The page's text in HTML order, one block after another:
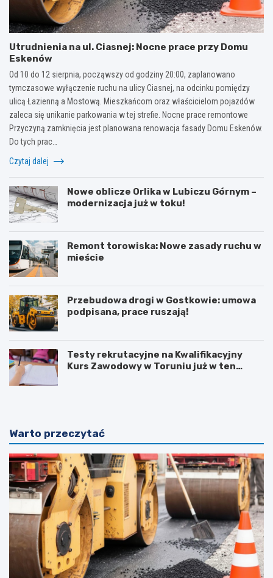
Utrudnienia na ul. Ciasnej: Nocne prace przy Domu
Eskenów
Od 10 do 12 sierpnia, począwszy od godziny 20:00, zaplanowano
tymczasowe wyłączenie ruchu na ulicy Ciasnej, na odcinku pomiędzy
ulicą Łazienną a Mostową. Mieszkańcom oraz właścicielom pojazdów
zaleca się unikanie parkowania w tej strefie. Nocne prace remontowe
Przyczyną zamknięcia jest planowana renowacja fasady Domu Eskenów.
Do tych prac…
Czytaj dalej
Nowe oblicze Orlika w Lubiczu Górnym –
modernizacja już w toku!
Remont torowiska: Nowe zasady ruchu w
mieście
Przebudowa drogi w Gostkowie: umowa
podpisana, prace ruszają!
Testy rekrutacyjne na Kwalifikacyjny
Kurs Zawodowy w Toruniu już w ten
Warto przeczytać